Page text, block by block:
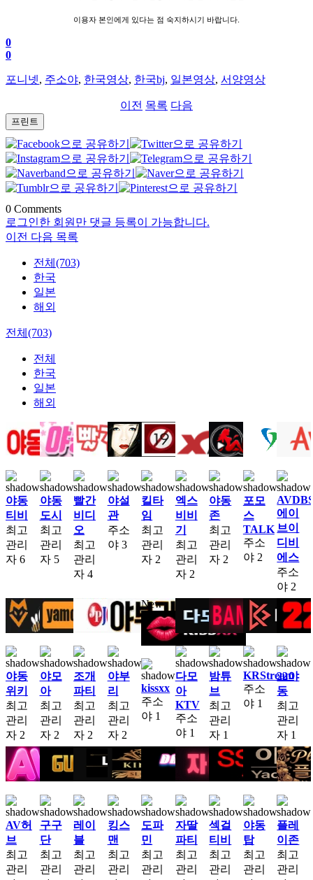
이용자 본인에게 있다는 점 숙지하시기 바랍니다.
0
0
포니넷, 주소야, 한국영상, 한국bj, 일본영상, 서양영상
이전 목록 다음
프린트
0 Comments
로그인한 회원만 댓글 등록이 가능합니다.
이전 다음 목록
전체(703)
한국
일본
해외
전체(703)
전체
한국
일본
해외
야동
티비
최고
관리
자 6
야동
도시
최고
관리
자 5
빨간
비디
오
최고
관리
자 4
야설
관
주소
야 3
킬타
임
최고
관리
자 2
엑스
비비
기
최고
관리
자 2
야동
존
최고
관리
자 2
포모
스
TALK
주소
야 2
에이
브이
디비
에스
주소
야 2
야동
위키
최고
관리
자 2
야모
아
최고
관리
자 2
조개
파티
최고
관리
자 2
야부
리
최고
관리
자 2
New
kissxx
주소
야 1
다모
아
KTV
주소
야 1
밤튜
브
최고
관리
자 1
KRStream
주소
야 1
22야
동
최고
관리
자 1
AV허
브
최고
관리
구구
단
최고
관리
레이
블
최고
관리
킹스
맨
최고
관리
도파
민
최고
관리
자딸
파티
최고
관리
섹걸
티비
최고
관리
야동
탑
최고
관리
플레
이존
최고
관리